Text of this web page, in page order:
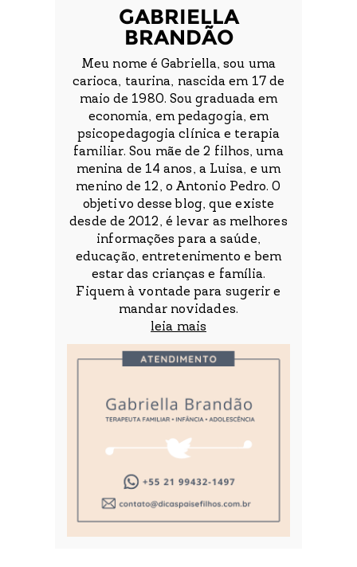
GABRIELLA
BRANDÃO
Meu nome é Gabriella, sou uma
carioca, taurina, nascida em 17 de
maio de 1980. Sou graduada em
economia, em pedagogia, em
psicopedagogia clínica e terapia
familiar. Sou mãe de 2 filhos, uma
menina de 14 anos, a Luisa, e um
menino de 12, o Antonio Pedro. O
objetivo desse blog, que existe
desde de 2012, é levar as melhores
informações para a saúde,
educação, entretenimento e bem
estar das crianças e família.
Fiquem à vontade para sugerir e
mandar novidades.
leia mais